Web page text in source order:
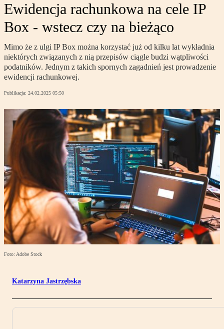
Ewidencja rachunkowa na cele IP
Box - wstecz czy na bieżąco
Mimo że z ulgi IP Box można korzystać już od kilku lat wykładnia
niektórych związanych z nią przepisów ciągle budzi wątpliwości
podatników. Jednym z takich spornych zagadnień jest prowadzenie
ewidencji rachunkowej.
Publikacja: 24.02.2025 05:50
Foto: Adobe Stock
Katarzyna Jastrzębska